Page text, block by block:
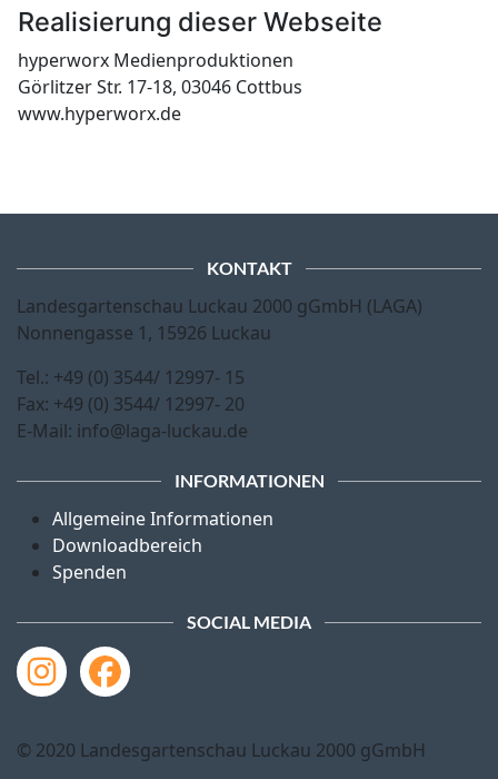
Realisierung dieser Webseite
hyperworx Medienproduktionen
Görlitzer Str. 17-18, 03046 Cottbus
www.hyperworx.de
KONTAKT
Landesgartenschau Luckau 2000 gGmbH (LAGA)
Nonnengasse 1, 15926 Luckau
Tel.: +49 (0) 3544/ 12997- 15
Fax: +49 (0) 3544/ 12997- 20
E-Mail: info@laga-luckau.de
INFORMATIONEN
Allgemeine Informationen
Downloadbereich
Spenden
SOCIAL MEDIA
© 2020 Landesgartenschau Luckau 2000 gGmbH